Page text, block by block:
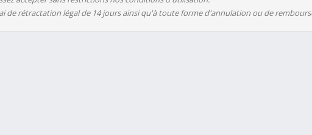
de rétractation légal de 14 jours ainsi qu'à toute forme d'annulation ou de